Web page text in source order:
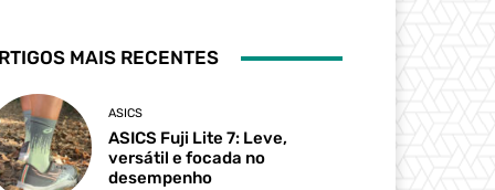
MAIS RECENTES
ASICS
ASICS Fuji Lite 7: Leve,
versátil e focada no
desempenho